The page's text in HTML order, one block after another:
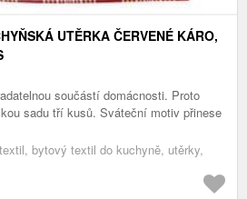
UTĚRKA ČERVENÉ KÁRO,
součástí domácnosti. Proto
sadu tří kusů. Sváteční motiv přinese
bytový textil do kuchyně, utěrky,